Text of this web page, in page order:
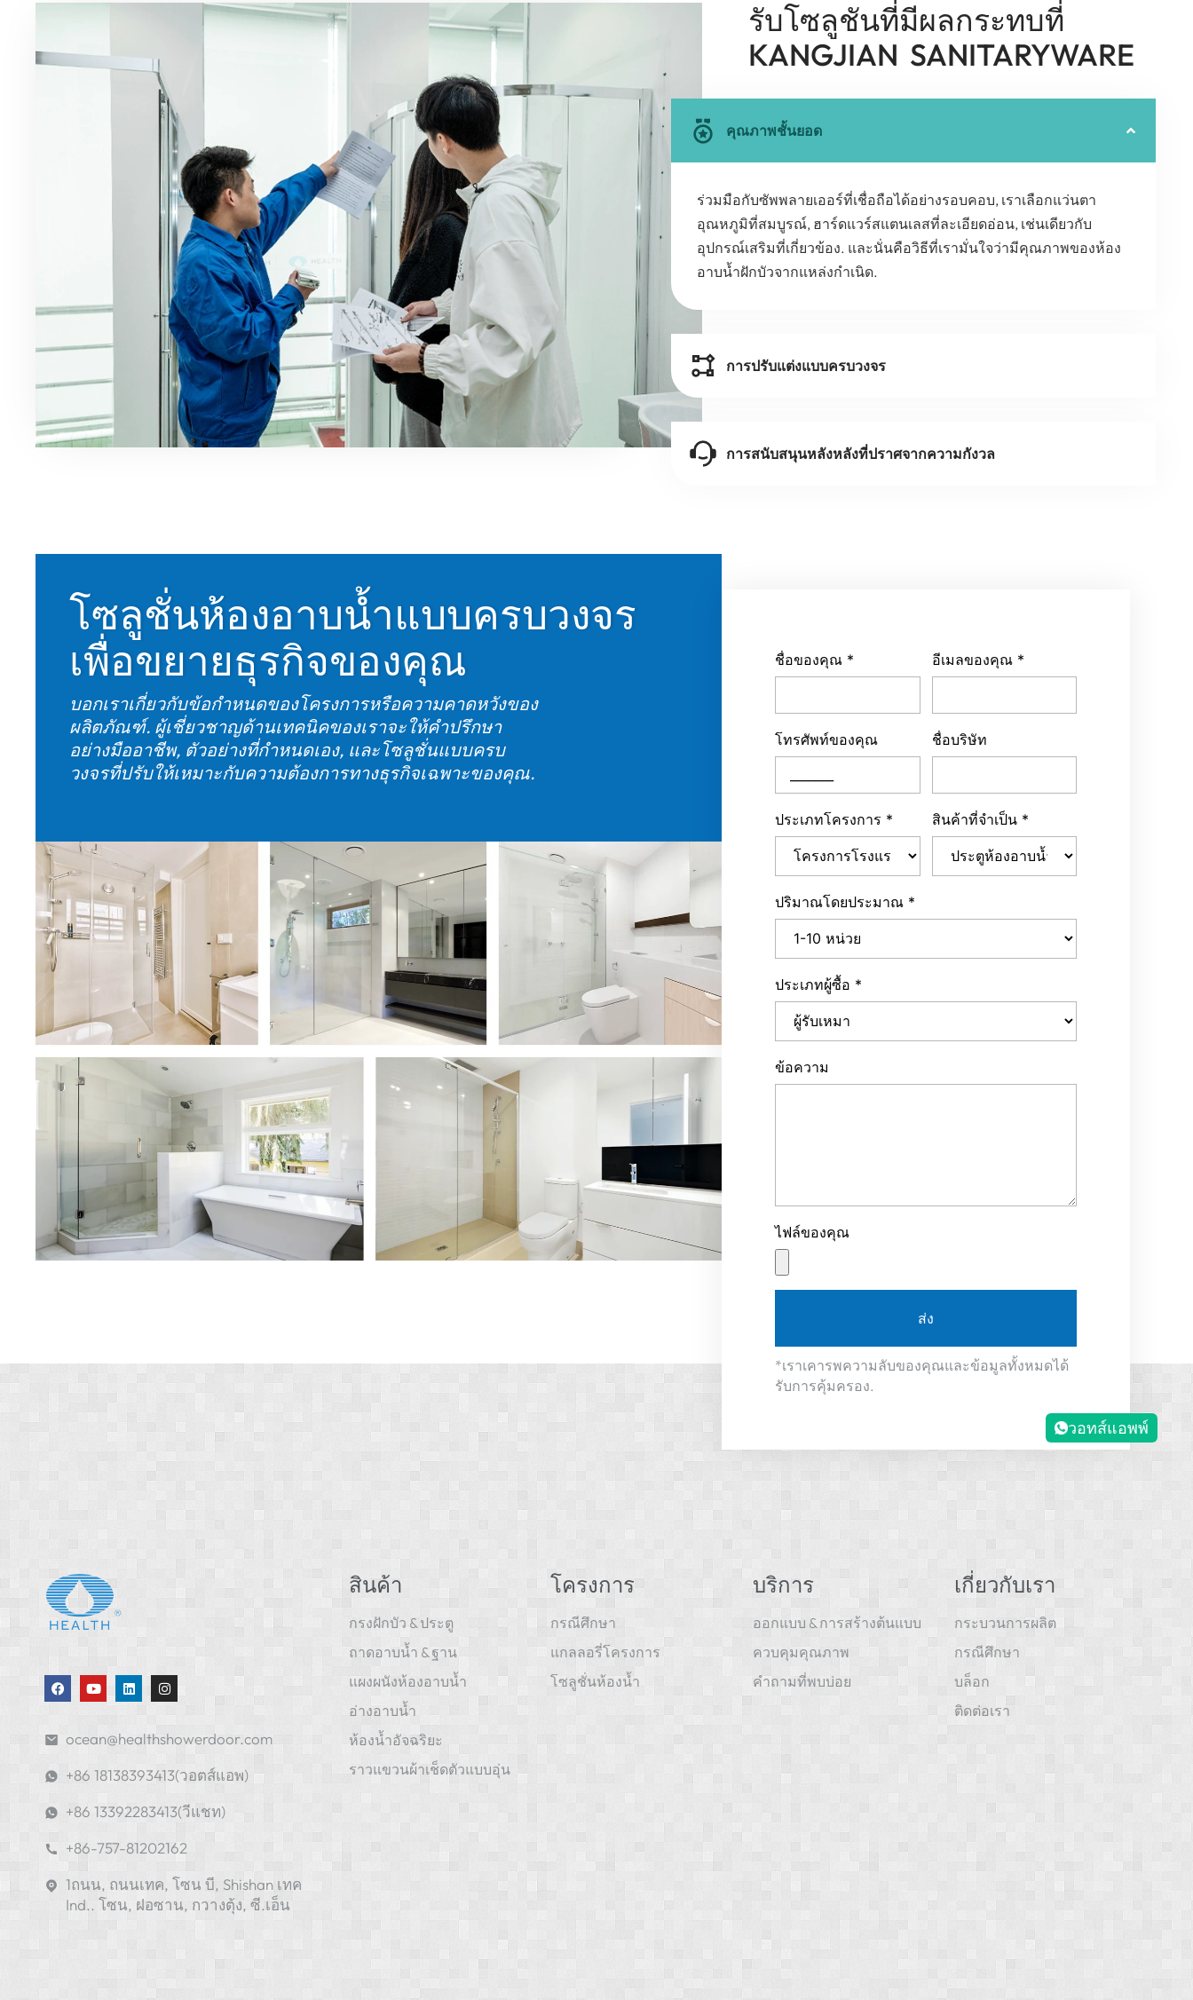
รับโซลูชันที่มีผลกระทบที่
KANGJIAN SANITARYWARE
คุณภาพชั้นยอด
ร่วมมือกับซัพพลายเออร์ที่เชื่อถือได้อย่างรอบคอบ, เราเลือกแว่นตา
อุณหภูมิที่สมบูรณ์, ฮาร์ดแวร์สแตนเลสที่ละเอียดอ่อน, เช่นเดียวกับ
อุปกรณ์เสริมที่เกี่ยวข้อง. และนั่นคือวิธีที่เรามั่นใจว่ามีคุณภาพของห้อง
อาบน้ำฝักบัวจากแหล่งกำเนิด.
การปรับแต่งแบบครบวงจร
การสนับสนุนหลังหลังที่ปราศจากความกังวล
โซลูชั่นห้องอาบน้ำแบบครบวงจร
เพื่อขยายธุรกิจของคุณ
บอกเราเกี่ยวกับข้อกำหนดของโครงการหรือความคาดหวังของ
ผลิตภัณฑ์. ผู้เชี่ยวชาญด้านเทคนิคของเราจะให้คำปรึกษา
อย่างมืออาชีพ, ตัวอย่างที่กำหนดเอง, และโซลูชั่นแบบครบ
วงจรที่ปรับให้เหมาะกับความต้องการทางธุรกิจเฉพาะของคุณ.
ชื่อของคุณ * อีเมลของคุณ *
โทรศัพท์ของคุณ ชื่อบริษัท
ประเภทโครงการ * สินค้าที่จำเป็น *
ปริมาณโดยประมาณ *
ประเภทผู้ซื้อ *
ข้อความ
ไฟล์ของคุณ
ส่ง
*เราเคารพความลับของคุณและข้อมูลทั้งหมดได้
รับการคุ้มครอง.
ocean@healthshowerdoor.com
+86 18138393413(วอตส์แอพ)
+86 13392283413(วีแชท)
+86-757-81202162
1ถนน, ถนนเทค, โซน บี, Shishan เทค
Ind.. โซน, ฝอซาน, กวางตุ้ง, ซี.เอ็น
สินค้า
กรงฝักบัว & ประตู
ถาดอาบน้ำ & ฐาน
แผงผนังห้องอาบน้ำ
อ่างอาบน้ำ
ห้องน้ำอัจฉริยะ
ราวแขวนผ้าเช็ดตัวแบบอุ่น
โครงการ
กรณีศึกษา
แกลลอรี่โครงการ
โซลูชั่นห้องน้ำ
บริการ
ออกแบบ & การสร้างต้นแบบ
ควบคุมคุณภาพ
คำถามที่พบบ่อย
เกี่ยวกับเรา
กระบวนการผลิต
กรณีศึกษา
บล็อก
ติดต่อเรา
วอทส์แอพพ์